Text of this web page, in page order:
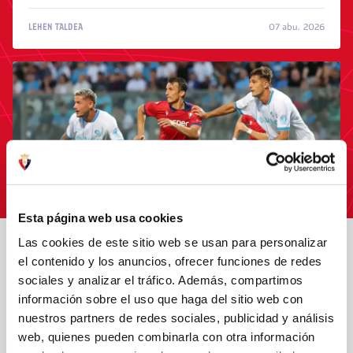
Esta página web usa cookies
Las cookies de este sitio web se usan para personalizar
el contenido y los anuncios, ofrecer funciones de redes
sociales y analizar el tráfico. Además, compartimos
información sobre el uso que haga del sitio web con
nuestros partners de redes sociales, publicidad y análisis
web, quienes pueden combinarla con otra información
LEHEN TALDEA 07 abu. 2026
OSASUNAK NAPOLIREN AURKA GALDU DU LAUGARREN
LAGUNARTEKOAN (2-1)
LEHEN TALDEA 05 abu. 2026